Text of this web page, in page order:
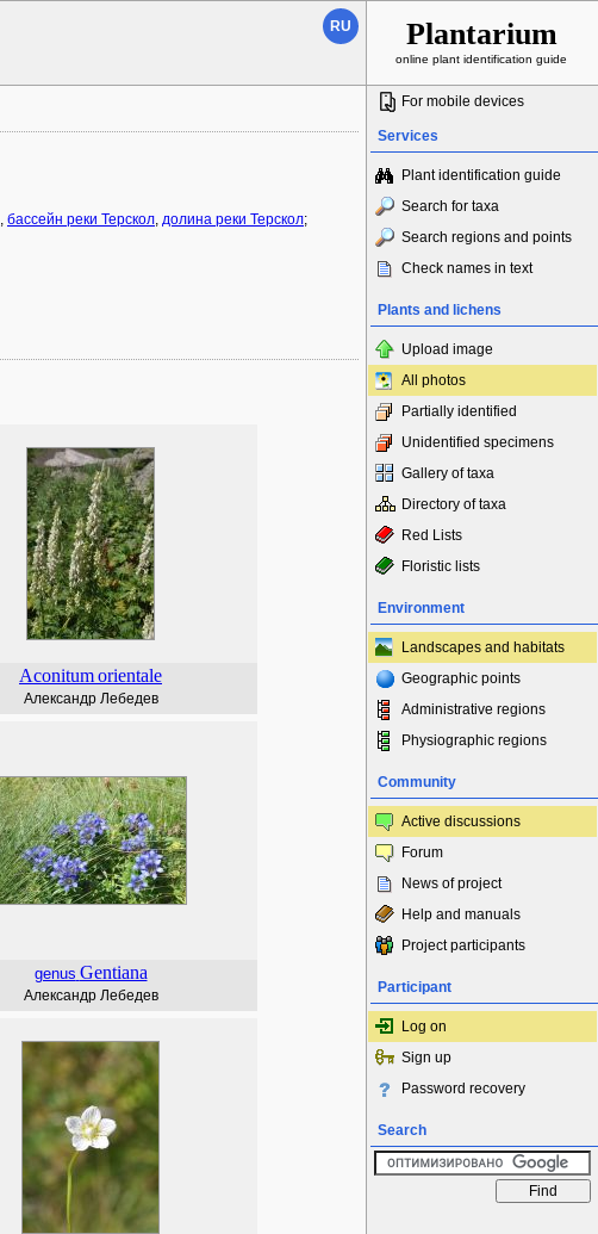
RU Plantarium
online plant identification guide
, бассейн реки Терскол, долина реки Терскол;
Aconitumorientale
Александр Лебедев
genus Gentiana
Александр Лебедев
For mobile devices
Services
Plant identification guide
Search for taxa
Search regions and points
Check names in text
Plants and lichens
Upload image
All photos
Partially identified
Unidentified specimens
Gallery of taxa
Directory of taxa
Red Lists
Floristic lists
Environment
Landscapes and habitats
Geographic points
Administrative regions
Physiographic regions
Community
Active discussions
Forum
News of project
Help and manuals
Project participants
Participant
Log on
Sign up
Password recovery
Search